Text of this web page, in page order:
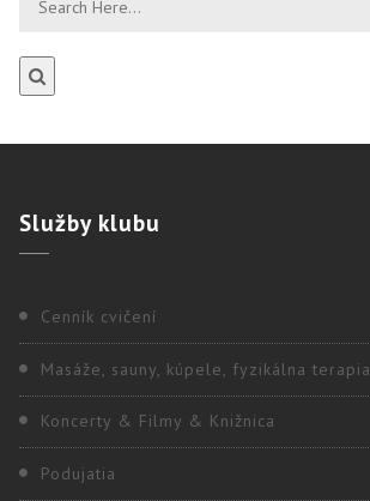
Službyklubu
Cenník cvičení
Masáže, sauny, kúpele, fyzikálna terapia
Koncerty & Filmy & Knižnica
Podujatia